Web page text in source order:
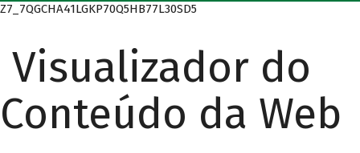
Z7_7QGCHA41LGKP70Q5HB77L30SD5
Visualizador do
Conteúdo da Web